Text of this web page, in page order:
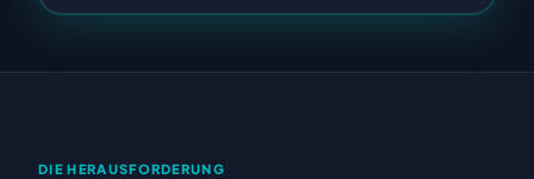
DIE HERAUSFORDERUNG